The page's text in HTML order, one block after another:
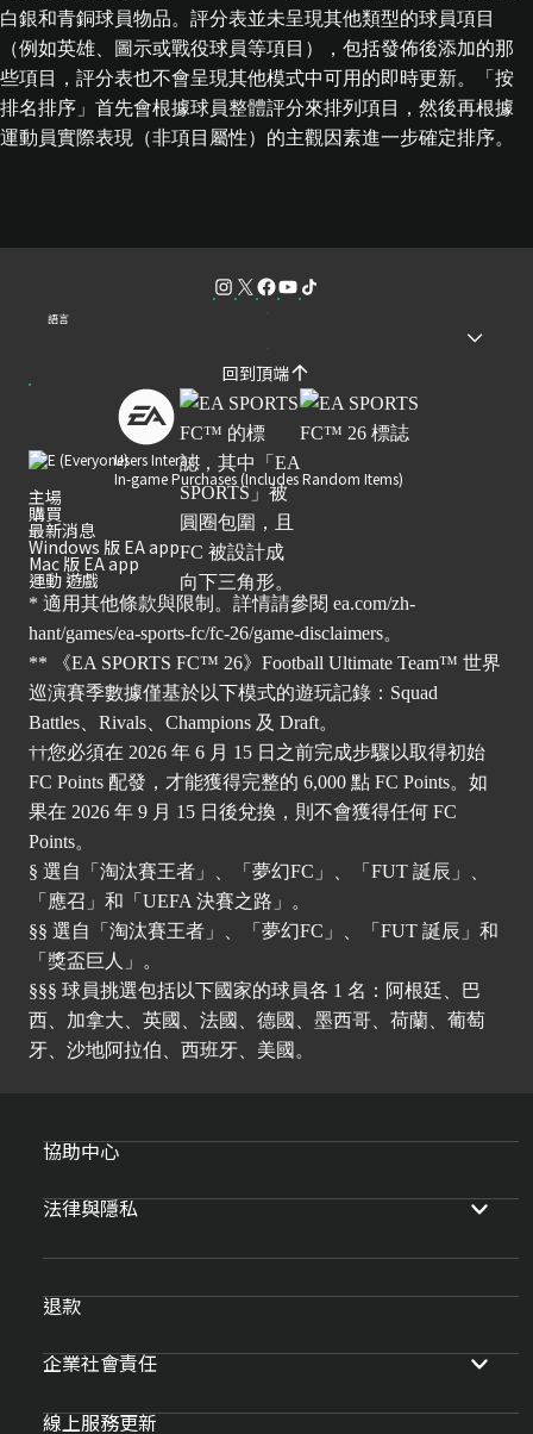
白銀和青銅球員物品。評分表並未呈現其他類型的球員項目
（例如英雄、圖示或戰役球員等項目），包括發佈後添加的那
些項目，評分表也不會呈現其他模式中可用的即時更新。「按
排名排序」首先會根據球員整體評分來排列項目，然後再根據
運動員實際表現（非項目屬性）的主觀因素進一步確定排序。
語言
回到頂端
Users Interact
In-game Purchases (Includes Random Items)
主場
購買
最新消息
Windows 版 EA app
Mac 版 EA app
運動 遊戲
* 適用其他條款與限制。詳情請參閱 ea.com/zh-
hant/games/ea-sports-fc/fc-26/game-disclaimers。
** 《EA SPORTS FC™ 26》Football Ultimate Team™ 世界
巡演賽季數據僅基於以下模式的遊玩記錄：Squad
Battles、Rivals、Champions 及 Draft。
††您必須在 2026 年 6 月 15 日之前完成步驟以取得初始
FC Points 配發，才能獲得完整的 6,000 點 FC Points。如
果在 2026 年 9 月 15 日後兌換，則不會獲得任何 FC
Points。
§ 選自「淘汰賽王者」、「夢幻FC」、「FUT 誕辰」、
「應召」和「UEFA 決賽之路」。
§§ 選自「淘汰賽王者」、「夢幻FC」、「FUT 誕辰」和
「獎盃巨人」。
§§§ 球員挑選包括以下國家的球員各 1 名：阿根廷、巴
西、加拿大、英國、法國、德國、墨西哥、荷蘭、葡萄
牙、沙地阿拉伯、西班牙、美國。
協助中心
法律與隱私
退款
企業社會責任
線上服務更新